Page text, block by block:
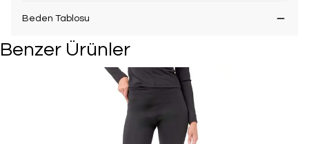
Beden Tablosu
Benzer Ürünler